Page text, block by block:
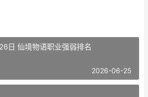
日 仙境物语职业强弱排名
2026-06-25